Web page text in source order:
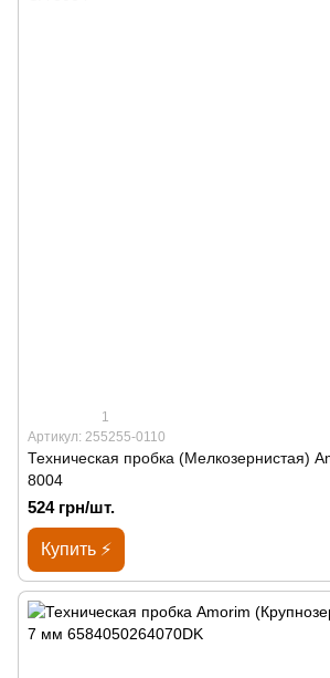
1
Артикул: 255255-0110
Техническая пробка (Мелкозернистая)
8004
524 грн/шт.
Купить ⚡